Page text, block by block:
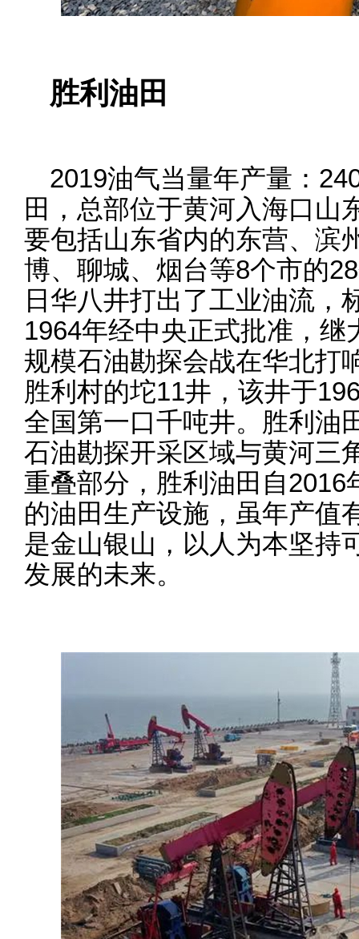
胜利油田
2019油气当量年产量：
田，总部位于黄河入海口山
要包括山东省内的东营、滨
博、聊城、烟台等8个市的
日华八井打出了工业油流，
1964年经中央正式批准，
规模石油勘探会战在华北打
胜利村的坨11井，该井于
全国第一口千吨井。胜利油
石油勘探开采区域与黄河三
重叠部分，胜利油田自
的油田生产设施，虽年产值
是金山银山，以人为本坚持
发展的未来。